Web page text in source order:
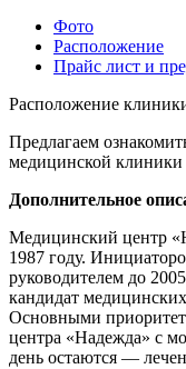
Фото
Расположение
Прайс лист и
Расположение
Предлагаем
медицинской
Дополнительное
Медицинский центр
1987 году.
руководителем до
кандидат
Основными
центра «Надежда» с
день остаются —